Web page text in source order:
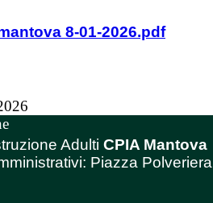
8-01-2026.pdf
Adulti CPIA Mantova
Piazza